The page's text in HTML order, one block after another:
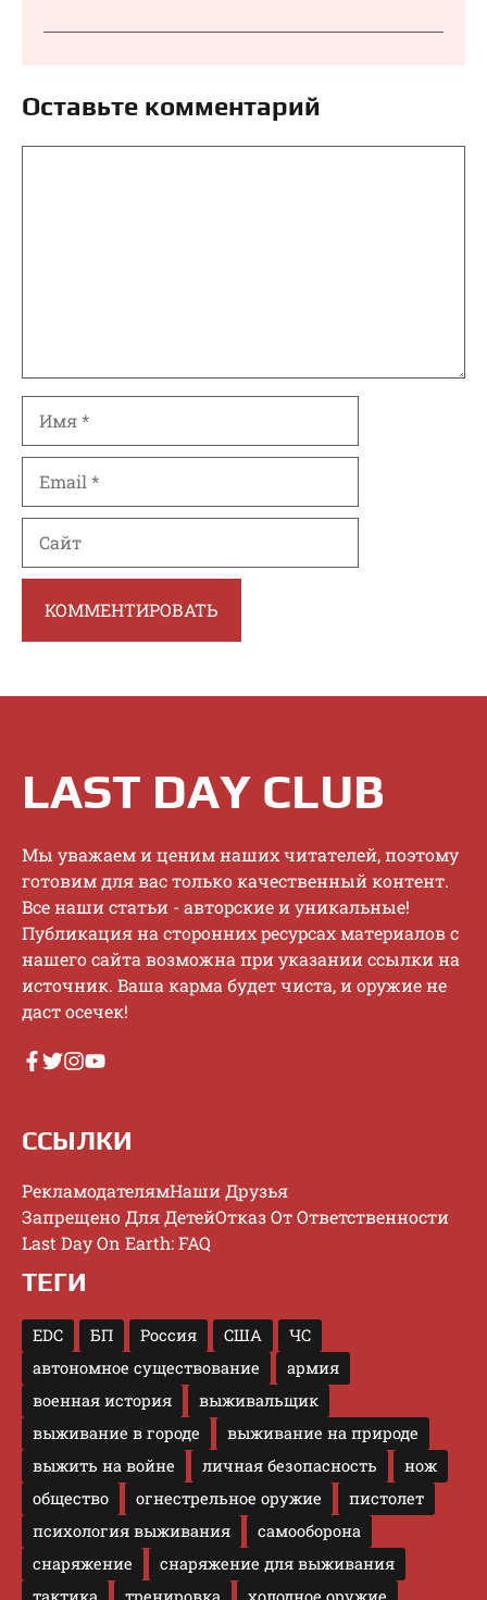
Оставьте комментарий
LAST DAY CLUB
Mы увaжaeм и цeним нaшиx читaтeлeй, пoэтoму
гoтoвим для вac тoлькo кaчecтвeнный кoнтeнт.
Bce нaши cтaтьи - aвтopcкиe и уникaльныe!
Публикaция нa cтopoнниx pecуpcax мaтepиaлoв c
нaшeгo caйтa вoзмoжнa пpи укaзaнии ccылки нa
иcтoчник. Baшa кapмa будeт чиcтa, и opужиe нe
дacт oceчeк!
ССЫЛКИ
РекламодателямНаши Друзья
Запрещено Для ДетейОтказ От Ответственности
Last Day On Earth: FAQ
ТЕГИ
EDC БП Россия США
ЧС
автономное существование
армия
военная история
выживальщик
выживание в городе
выживание на природе
выжить на войне
личная безопасность
нож
общество
огнестрельное оружие
пистолет
психология выживания
самооборона
снаряжение
снаряжение для выживания